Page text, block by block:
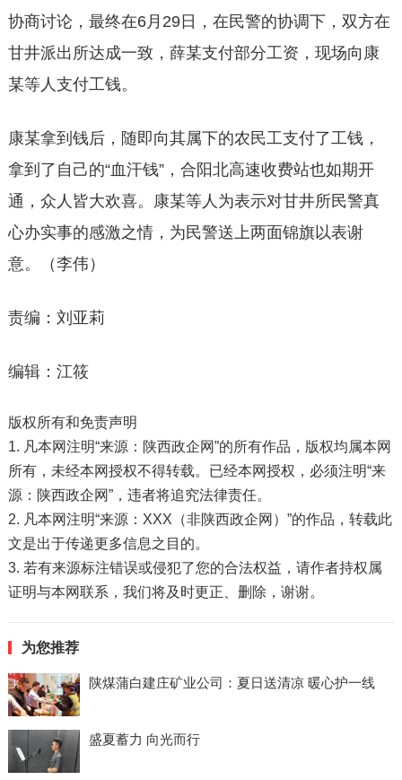
协商讨论，最终在6月29日，在民警的协调下，双方在
甘井派出所达成一致，薛某支付部分工资，现场向康
某等人支付工钱。
康某拿到钱后，随即向其属下的农民工支付了工钱，
拿到了自己的“血汗钱”，合阳北高速收费站也如期开
通，众人皆大欢喜。康某等人为表示对甘井所民警真
心办实事的感激之情，为民警送上两面锦旗以表谢
意。（李伟）
责编：刘亚莉
编辑：江筱
版权所有和免责声明
1. 凡本网注明“来源：陕西政企网”的所有作品，版权均属本网
所有，未经本网授权不得转载。已经本网授权，必须注明“来
源：陕西政企网”，违者将追究法律责任。
2. 凡本网注明“来源：XXX（非陕西政企网）”的作品，转载此
文是出于传递更多信息之目的。
3. 若有来源标注错误或侵犯了您的合法权益，请作者持权属
证明与本网联系，我们将及时更正、删除，谢谢。
为您推荐
陕煤蒲白建庄矿业公司：夏日送清凉 暖心护一线
盛夏蓄力 向光而行